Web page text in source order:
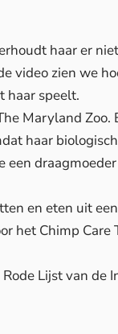
haar er
video zien we
haar speelt.
Maryland Zoo.
haar
een
en eten uit
het Chimp Care
Lijst van de